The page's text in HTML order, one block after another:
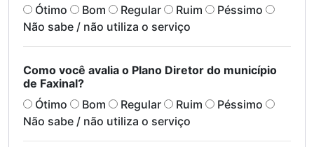
Ótimo
Bom Regular Ruim
Péssimo
Não sabe / não utiliza o serviço
Como você avalia o Plano Diretor do município
de Faxinal?
Ótimo
Bom Regular Ruim
Péssimo
Não sabe / não utiliza o serviço